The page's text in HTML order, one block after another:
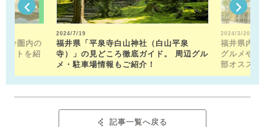
分圏内の
ットを紹
2024/7/19
福井県「平泉寺白山神社（白山平泉
寺）」の見どころ徹底ガイド。 周辺グル
メ・駐車場情報もご紹介！
2024/3/20
福井県内の
グルメや近
部オススメ
記事一覧へ戻る